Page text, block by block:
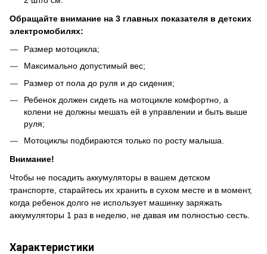
Обращайте внимание на 3 главных показателя в детских
электромобилях:
Размер мотоцикла;
Максимально допустимый вес;
Размер от пола до руля и до сидения;
Ребенок должен сидеть на мотоцикле комфортно, а
колени не должны мешать ей в управлении и быть выше
руля;
Мотоциклы подбираются только по росту малыша.
Внимание!
Чтобы не посадить аккумуляторы в вашем детском
транспорте, старайтесь их хранить в сухом месте и в момент,
когда ребенок долго не использует машинку заряжать
аккумуляторы 1 раз в неделю, не давая им полностью сесть.
Характеристики